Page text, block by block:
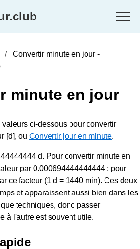
Convertir minute en jour -
minute en jour
ci-dessous pour convertir
[d], ou Convertir jour en minute.
d. Pour convertir minute en
par 0.000694444444444 ; pour
ce facteur (1 d = 1440 min). Ces deux
et apparaissent aussi bien dans les
techniques, donc passer
à l'autre est souvent utile.